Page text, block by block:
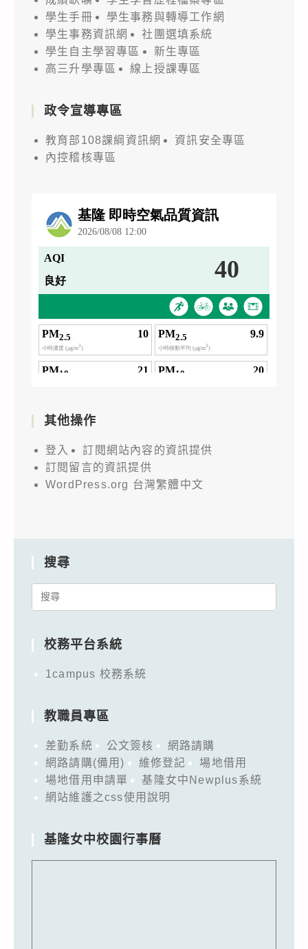
學生手冊
學生事務與轉導工作網
學生事務資訊網
社團選填系統
學生自主學習專區
新生專區
高三升學專區
線上授課專區
政令宣導專區
教育部108課綱資訊網
資訊安全專區
內控稽核專區
其他操作
登入
訂閱網站內容的資訊提供
訂閱留言的資訊提供
WordPress.org 台灣繁體中文
搜尋
Search
校務平台系統
1campus 校務系統
教職員專區
差勤系統 公文簽核
網路請購
網路請購(備用)
維修登記
場地借用
場地借用申請單
基隆女中Newplus系統
網站維護之css使用說明
基隆女中校園行事曆